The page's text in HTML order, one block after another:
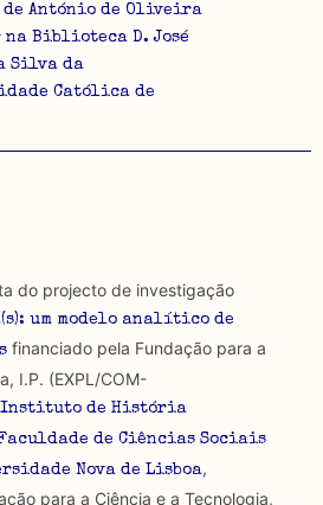
de António de Oliveira
Biblioteca D. José
Silva da
Católica de
do projecto de investigação
um modelo analítico de
financiado pela Fundação para a
I.P. (EXPL/COM-
Instituto de História
de Ciências Sociais
Nova de Lisboa,
para a Ciência e a Tecnologia,